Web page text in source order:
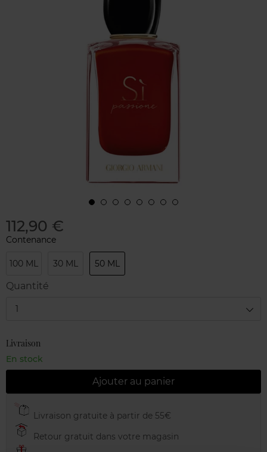
112,90 €
Contenance
100 ML 30 ML 50 ML
Quantité
1
Livraison
En stock
Ajouter au panier
Livraison gratuite à partir de 55€
Retour gratuit dans votre magasin